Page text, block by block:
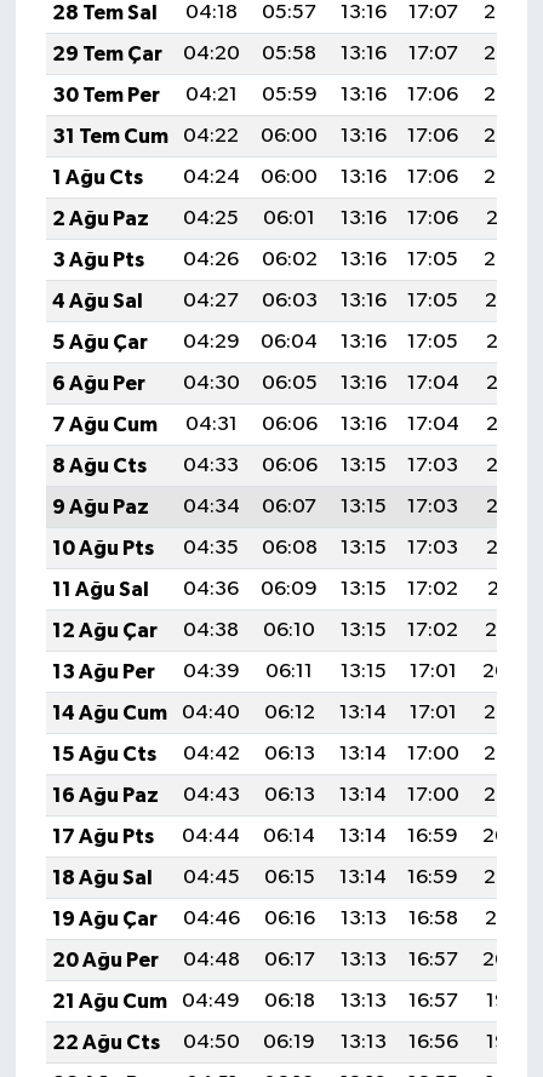
28 Tem Sal
04:18 05:57 13:16 17:07
20:26
29 Tem Çar
04:20 05:58 13:16 17:07
20:25
30 Tem Per
04:21 05:59 13:16 17:06
20:24
31 Tem Cum
04:22 06:00 13:16 17:06
20:23
1 Ağu Cts
04:24 06:00 13:16 17:06
20:22
2 Ağu Paz
04:25 06:01 13:16 17:06
20:21
3 Ağu Pts
04:26 06:02 13:16 17:05
20:20
4 Ağu Sal
04:27 06:03 13:16 17:05
20:19
5 Ağu Çar
04:29 06:04 13:16 17:05
20:18
6 Ağu Per
04:30 06:05 13:16 17:04
20:17
7 Ağu Cum
04:31 06:06 13:16 17:04
20:16
8 Ağu Cts
04:33 06:06 13:15 17:03
20:15
9 Ağu Paz
04:34 06:07 13:15 17:03
20:13
10 Ağu Pts
04:35 06:08 13:15 17:03
20:12
11 Ağu Sal
04:36 06:09 13:15 17:02
20:11
12 Ağu Çar
04:38 06:10 13:15 17:02
20:10
13 Ağu Per
04:39 06:11 13:15 17:01
20:09
14 Ağu Cum
04:40 06:12 13:14 17:01
20:07
15 Ağu Cts
04:42 06:13 13:14 17:00
20:06
16 Ağu Paz
04:43 06:13 13:14 17:00
20:05
17 Ağu Pts
04:44 06:14 13:14 16:59
20:04
18 Ağu Sal
04:45 06:15 13:14 16:59
20:02
19 Ağu Çar
04:46 06:16 13:13 16:58
20:01
20 Ağu Per
04:48 06:17 13:13 16:57
20:00
21 Ağu Cum
04:49 06:18 13:13 16:57
19:58
22 Ağu Cts
04:50 06:19 13:13 16:56
19:57